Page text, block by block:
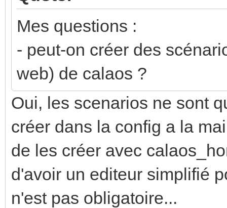
Mes questions :
- peut-on créer des
web) de calaos ?
Oui, les scenarios ne sont
créer dans la config a la
de les créer avec
d'avoir un editeur simplifié
n'est pas obligatoire...